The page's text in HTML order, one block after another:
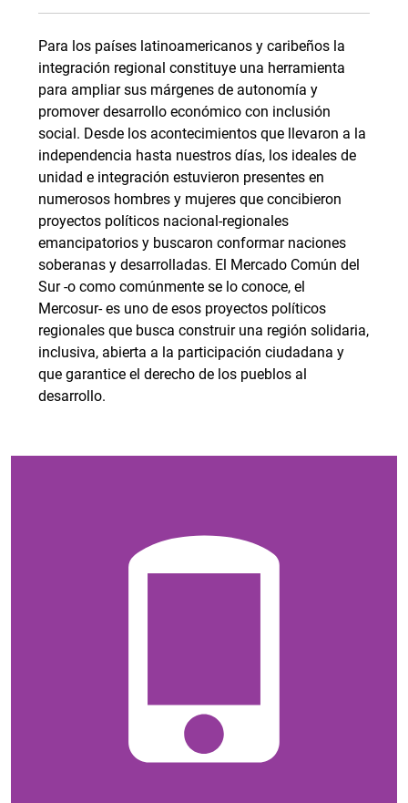
Para los países latinoamericanos y caribeños la
integración regional constituye una herramienta
para ampliar sus márgenes de autonomía y
promover desarrollo económico con inclusión
social. Desde los acontecimientos que llevaron a la
independencia hasta nuestros días, los ideales de
unidad e integración estuvieron presentes en
numerosos hombres y mujeres que concibieron
proyectos políticos nacional-regionales
emancipatorios y buscaron conformar naciones
soberanas y desarrolladas. El Mercado Común del
Sur -o como comúnmente se lo conoce, el
Mercosur- es uno de esos proyectos políticos
regionales que busca construir una región solidaria,
inclusiva, abierta a la participación ciudadana y
que garantice el derecho de los pueblos al
desarrollo.